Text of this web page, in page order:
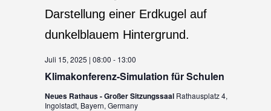
Klimakonferenz-Simulation für Schulen
Juli 15, 2025 | 08:00 - 13:00
Neues Rathaus - Großer Sitzungssaal Rathausplatz 4,
Ingolstadt, Bayern, Germany